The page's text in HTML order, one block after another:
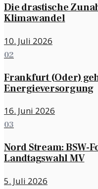
Die drastische
Klimawandel
10. Juli 2026
02
Frankfurt (Oder)
Energieversorgung
16. Juni 2026
03
Nord Stream: BSW-
Landtagswahl MV
5. Juli 2026